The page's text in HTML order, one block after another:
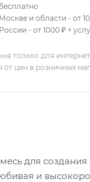
и области - от
- от 1000 ₽ +
только для
от цен в розничных
для
и